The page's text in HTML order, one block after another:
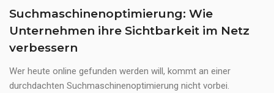
Suchmaschinenoptimierung: Wie
Unternehmen ihre Sichtbarkeit im Netz
verbessern
Wer heute online gefunden werden will, kommt an einer
durchdachten Suchmaschinenoptimierung nicht vorbei.